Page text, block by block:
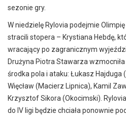
sezonie gry.
W niedzielę Rylovia podejmie
stracili stopera – Krystiana Hebdę,
wracający po zagranicznym
Drużyna Piotra Stawarza
środka pola i ataku: Łukasz Hajduga
Więcław (Macierz Lipnica), Kamil
Krzysztof Sikora (Okocimski).
do IV ligi będzie chciała ponownie